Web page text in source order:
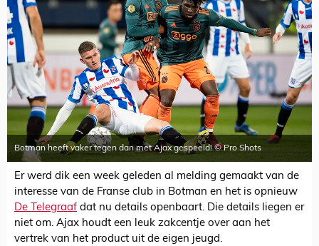
Botman heeft vaker tegen dan met Ajax gespeeld! © Pro Shots
Er werd dik een week geleden al melding gemaakt van de
interesse van de Franse club in Botman en het is opnieuw
De Telegraaf dat nu details openbaart. Die details liegen er
niet om. Ajax houdt een leuk zakcentje over aan het
vertrek van het product uit de eigen jeugd.